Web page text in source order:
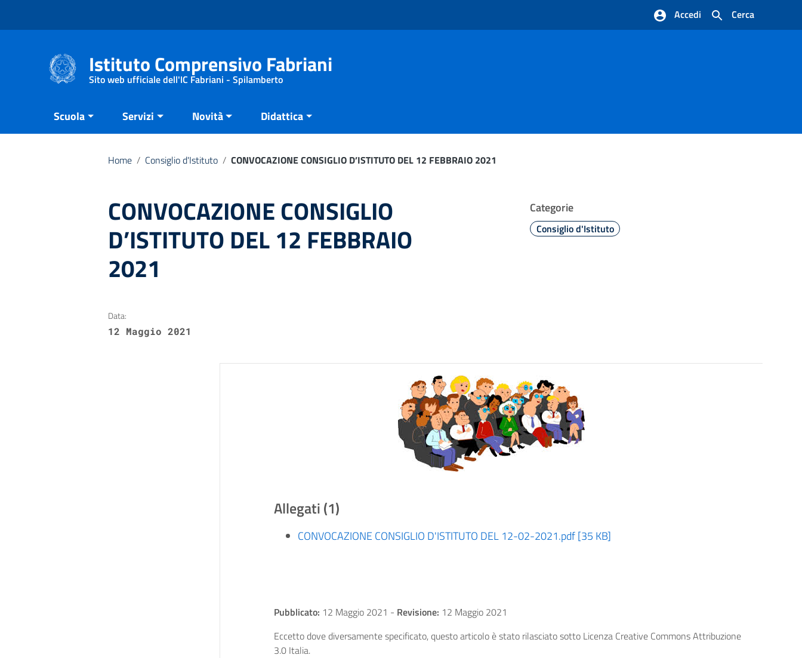
Cerca
Accedi
Istituto Comprensivo Fabriani
Sito web ufficiale dell'IC Fabriani - Spilamberto
Scuola Servizi Novità Didattica
Home / Consiglio d'Istituto / CONVOCAZIONE CONSIGLIO D’ISTITUTO DEL 12 FEBBRAIO 2021
CONVOCAZIONE CONSIGLIO
D’ISTITUTO DEL 12 FEBBRAIO
2021
Categorie
Consiglio d'Istituto
Data:
12 Maggio 2021
Allegati (1)
CONVOCAZIONE CONSIGLIO D'ISTITUTO DEL 12-02-2021.pdf [35 KB]
Pubblicato: 12 Maggio 2021 - Revisione: 12 Maggio 2021
Eccetto dove diversamente specificato, questo articolo è stato rilasciato sotto Licenza Creative Commons Attribuzione
3.0 Italia.